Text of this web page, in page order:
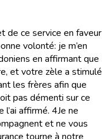
de ce service en faveur
volonté: je m’en
en affirmant que
et votre zèle a stimulé
les frères afin que
pas démenti sur ce
affirmé. 4Je ne
et ne vous